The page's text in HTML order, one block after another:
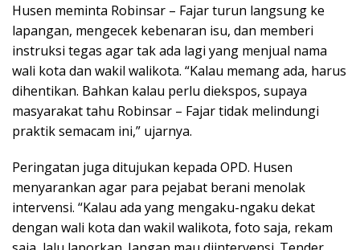
Husen meminta Robinsar – Fajar turun langsung ke
lapangan, mengecek kebenaran isu, dan memberi
instruksi tegas agar tak ada lagi yang menjual nama
wali kota dan wakil walikota. “Kalau memang ada, harus
dihentikan. Bahkan kalau perlu diekspos, supaya
masyarakat tahu Robinsar – Fajar tidak melindungi
praktik semacam ini,” ujarnya.
Peringatan juga ditujukan kepada OPD. Husen
menyarankan agar para pejabat berani menolak
intervensi. “Kalau ada yang mengaku-ngaku dekat
dengan wali kota dan wakil walikota, foto saja, rekam